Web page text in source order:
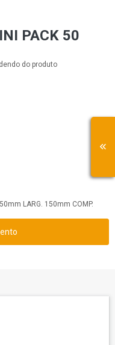
PACK 50
do produto
LARG. 150mm COMP.